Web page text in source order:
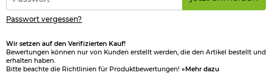
Passwort vergessen?
Wir setzen auf den Verifizierten Kauf!
Bewertungen können nur von Kunden erstellt werden, die den Artikel bestellt und
erhalten haben.
Bitte beachte die Richtlinien für Produktbewertungen! »Mehr dazu